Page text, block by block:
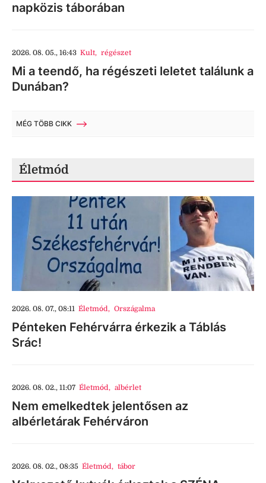
napközis táborában
2026. 08. 05., 16:43 Kult, régészet
Mi a teendő, ha régészeti leletet találunk a
Dunában?
MÉG TÖBB CIKK
Életmód
2026. 08. 07., 08:11 Életmód, Országalma
Pénteken Fehérvárra érkezik a Táblás
Srác!
2026. 08. 02., 11:07 Életmód, albérlet
Nem emelkedtek jelentősen az
albérletárak Fehérváron
2026. 08. 02., 08:35 Életmód, tábor